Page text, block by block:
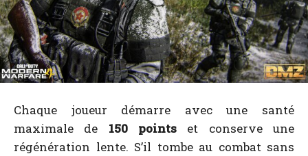
Chaque joueur démarre avec une santé
maximale de 150 points et conserve une
régénération lente. S’il tombe au combat sans